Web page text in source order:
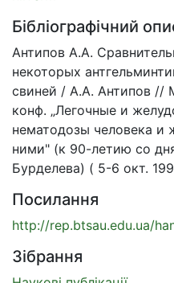
Бібліографічний
Антипов А.А.
некоторых
свиней / А.А. Антипов //
конф. „Легочные и
нематодозы человека
ними" (к 90-летию со
Бурделева) ( 5-6 окт.
Посилання
http://rep.btsau.edu.ua/
Зібрання